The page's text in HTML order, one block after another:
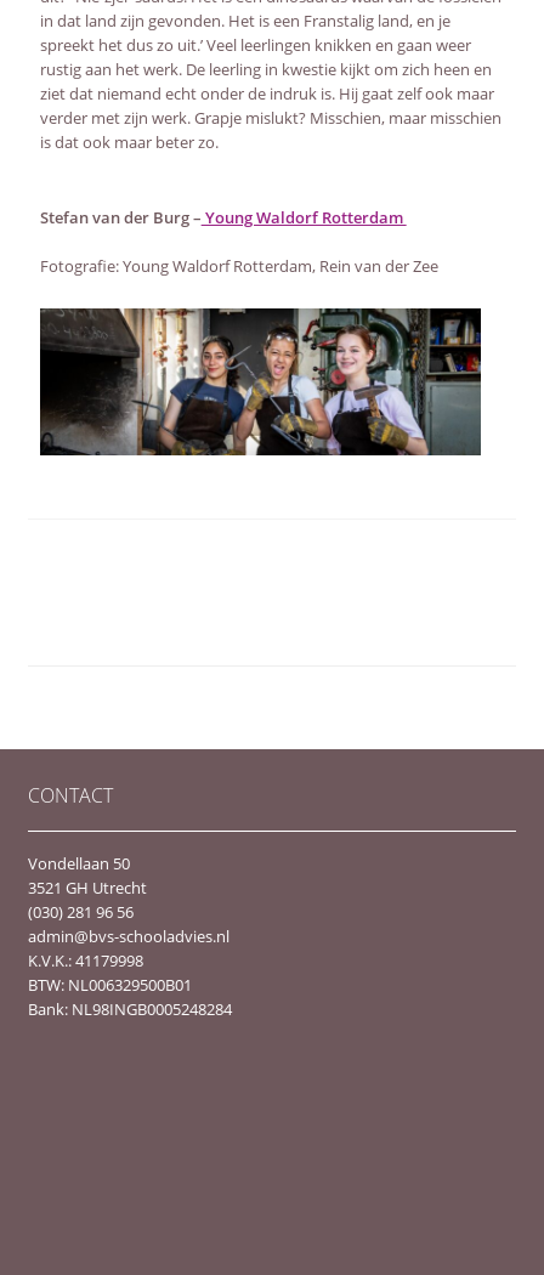
in dat land zijn gevonden. Het is een Franstalig land, en je
spreekt het dus zo uit.’ Veel leerlingen knikken en gaan weer
rustig aan het werk. De leerling in kwestie kijkt om zich heen en
ziet dat niemand echt onder de indruk is. Hij gaat zelf ook maar
verder met zijn werk. Grapje mislukt? Misschien, maar misschien
is dat ook maar beter zo.
Stefan van der Burg – Young Waldorf Rotterdam
Fotografie: Young Waldorf Rotterdam, Rein van der Zee
CONTACT
Vondellaan 50
3521 GH Utrecht
(030) 281 96 56
admin@bvs-schooladvies.nl
K.V.K.: 41179998
BTW: NL006329500B01
Bank: NL98INGB0005248284